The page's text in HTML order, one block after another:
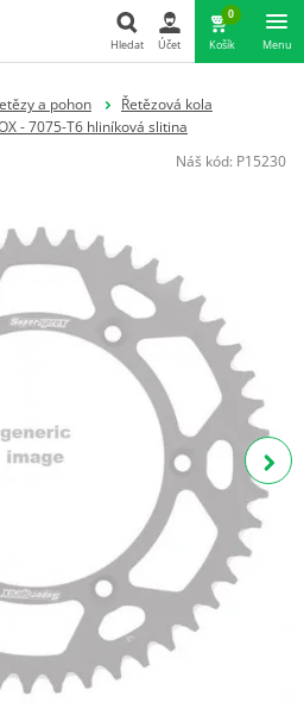
Hledat Účet
0
Košík Menu
a pohon
Řetězová kola
- 7075-T6 hliníková slitina
Náš kód: P15230